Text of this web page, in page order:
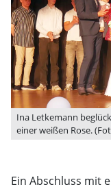
Ina Letkemann
einer weißen Rose.
Ein Abschluss mit